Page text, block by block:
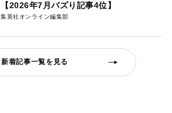
【2026年7月バズり記事4位】
集英社オンライン編集部
新着記事一覧を見る